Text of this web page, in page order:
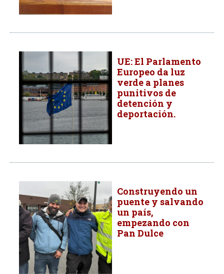
UE: El Parlamento
Europeo da luz
verde a planes
punitivos de
detención y
deportación.
Construyendo un
puente y salvando
un país,
empezando con
Pan Dulce